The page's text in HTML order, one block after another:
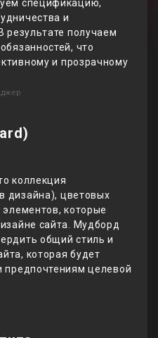
спецификацию,
и
результате получаем
что
и прозрачному
коллекция
дизайна), цветовых
которые
сайта. Мудборд
общий стиль и
которая будет
предпочтениям целевой